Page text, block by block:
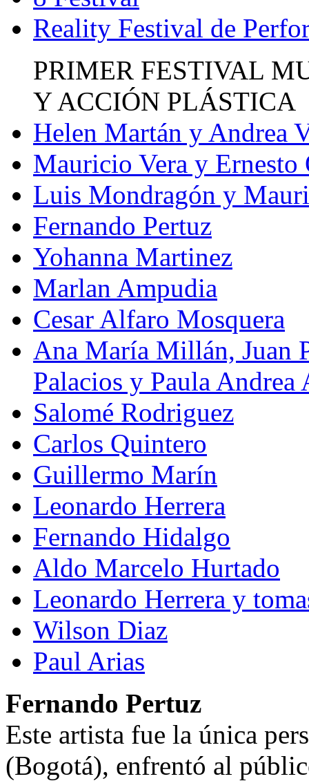
Reality Festival de
PRIMER FESTIVAL
Y ACCIÓN PLÁSTICA
Helen Martán y Andrea
Mauricio Vera y Ernesto
Luis Mondragón y
Fernando Pertuz
Yohanna Martinez
Marlan Ampudia
Cesar Alfaro Mosquera
Ana María Millán, Juan
Palacios y Paula Andrea
Salomé Rodriguez
Carlos Quintero
Guillermo Marín
Leonardo Herrera
Fernando Hidalgo
Aldo Marcelo Hurtado
Leonardo Herrera y
Wilson Diaz
Paul Arias
Fernando Pertuz
Este artista fue la única
(Bogotá), enfrentó al